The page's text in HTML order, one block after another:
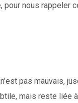
pour nous rappeler
pas mauvais,
mais reste liée à